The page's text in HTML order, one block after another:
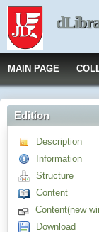
MAIN PAGE
Edition
Description
Information
Structure
Content
Content(new
Download